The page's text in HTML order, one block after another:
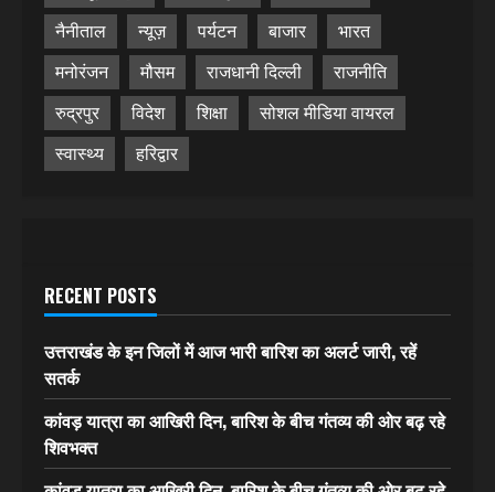
नैनीताल
न्यूज़ पर्यटन बाजार
भारत
मनोरंजन
मौसम राजधानी दिल्ली
राजनीति
रुद्रपुर
विदेश शिक्षा
सोशल मीडिया वायरल
स्वास्थ्य
हरिद्वार
RECENT POSTS
उत्तराखंड के इन जिलों में आज भारी बारिश का अलर्ट जारी, रहें
सतर्क
कांवड़ यात्रा का आखिरी दिन, बारिश के बीच गंतव्य की ओर बढ़ रहे
शिवभक्त